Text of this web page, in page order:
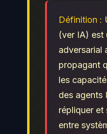
Définition :
(ver IA) est
adversarial
propagant
les
des agents
répliquer et
entre